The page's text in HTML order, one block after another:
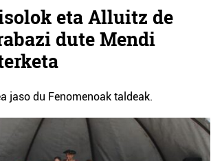
eta Alluitz de
dute Mendi
jaso du Fenomenoak taldeak.